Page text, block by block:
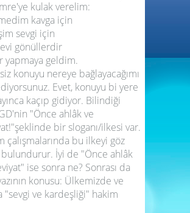
kulak verelim:
kavga için
sevgi için
gönüllerdir
yapmaya geldim.
konuyu nereye bağlayacağımı
Evet, konuyu bi yere
kaçıp gidiyor. Bilindiği
"Önce ahlâk ve
bir sloganı/ilkesi var.
çalışmalarında bu ilkeyi göz
İyi de "Önce ahlâk
ise sonra ne? Sonrası da
konusu: Ülkemizde ve
"sevgi ve kardeşliği" hakim